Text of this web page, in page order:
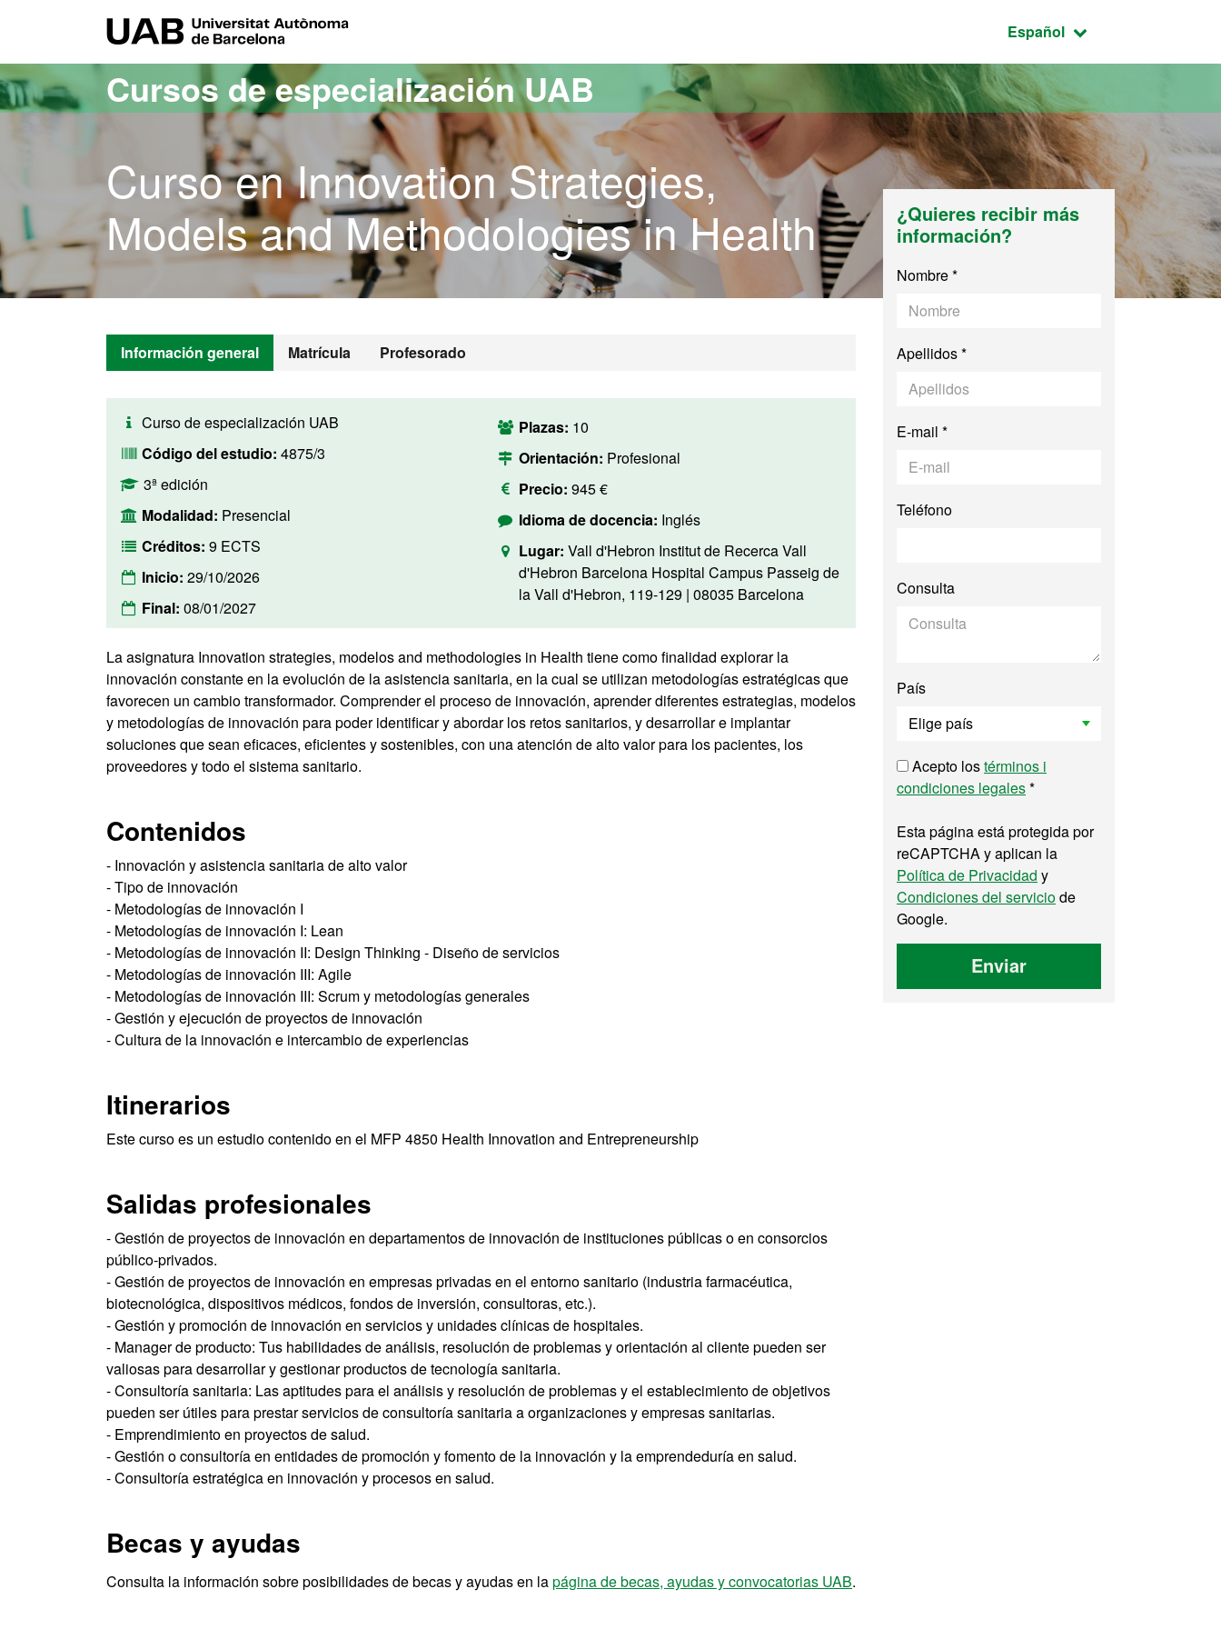
Idioma seleccionado:
Español
Cursos de especialización UAB
Curso en Innovation Strategies,
Models and Methodologies in Health
Información general Matrícula Profesorado
Curso de especialización UAB
Código del estudio: 4875/3
3ª edición
Modalidad: Presencial
Créditos: 9 ECTS
Inicio: 29/10/2026
Final: 08/01/2027
Plazas: 10
Orientación: Profesional
Precio: 945 €
Idioma de docencia: Inglés
Lugar: Vall d'Hebron Institut de Recerca Vall
d'Hebron Barcelona Hospital Campus Passeig de
la Vall d'Hebron, 119-129 | 08035 Barcelona
La asignatura Innovation strategies, modelos and methodologies in Health tiene como finalidad explorar la
innovación constante en la evolución de la asistencia sanitaria, en la cual se utilizan metodologías estratégicas que
favorecen un cambio transformador. Comprender el proceso de innovación, aprender diferentes estrategias, modelos
y metodologías de innovación para poder identificar y abordar los retos sanitarios, y desarrollar e implantar
soluciones que sean eficaces, eficientes y sostenibles, con una atención de alto valor para los pacientes, los
proveedores y todo el sistema sanitario.
Contenidos
- Innovación y asistencia sanitaria de alto valor
- Tipo de innovación
- Metodologías de innovación I
- Metodologías de innovación I: Lean
- Metodologías de innovación II: Design Thinking - Diseño de servicios
- Metodologías de innovación III: Agile
- Metodologías de innovación III: Scrum y metodologías generales
- Gestión y ejecución de proyectos de innovación
- Cultura de la innovación e intercambio de experiencias
Itinerarios
Este curso es un estudio contenido en el MFP 4850 Health Innovation and Entrepreneurship
Salidas profesionales
- Gestión de proyectos de innovación en departamentos de innovación de instituciones públicas o en consorcios
público-privados.
- Gestión de proyectos de innovación en empresas privadas en el entorno sanitario (industria farmacéutica,
biotecnológica, dispositivos médicos, fondos de inversión, consultoras, etc.).
- Gestión y promoción de innovación en servicios y unidades clínicas de hospitales.
- Manager de producto: Tus habilidades de análisis, resolución de problemas y orientación al cliente pueden ser
valiosas para desarrollar y gestionar productos de tecnología sanitaria.
- Consultoría sanitaria: Las aptitudes para el análisis y resolución de problemas y el establecimiento de objetivos
pueden ser útiles para prestar servicios de consultoría sanitaria a organizaciones y empresas sanitarias.
- Emprendimiento en proyectos de salud.
- Gestión o consultoría en entidades de promoción y fomento de la innovación y la emprendeduría en salud.
- Consultoría estratégica en innovación y procesos en salud.
Becas y ayudas
Consulta la información sobre posibilidades de becas y ayudas en lapágina de becas, ayudas y convocatorias UAB.
¿Quieres recibir más
información?
Nombre *
Apellidos *
E-mail *
Teléfono
Consulta
País
Acepto lostérminos i
condiciones legales*
Esta página está protegida por
reCAPTCHA y aplican la
Política de Privacidad y
Condiciones del serviciode
Google.
Enviar